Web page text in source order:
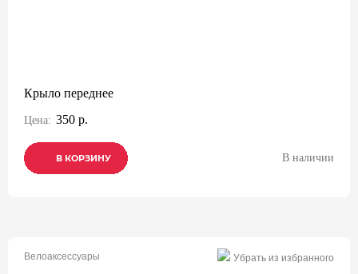
Крыло переднее
Цена: 350 р.
В КОРЗИНУ
В КОРЗИНУ
В КОРЗИНУ В наличии
Велоаксессуары Убрать из избранного